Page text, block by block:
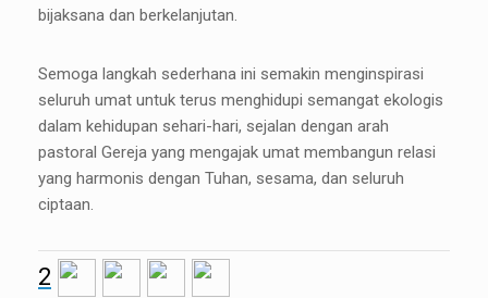
bijaksana dan berkelanjutan.
Semoga langkah sederhana ini semakin menginspirasi
seluruh umat untuk terus menghidupi semangat ekologis
dalam kehidupan sehari-hari, sejalan dengan arah
pastoral Gereja yang mengajak umat membangun relasi
yang harmonis dengan Tuhan, sesama, dan seluruh
ciptaan.
2